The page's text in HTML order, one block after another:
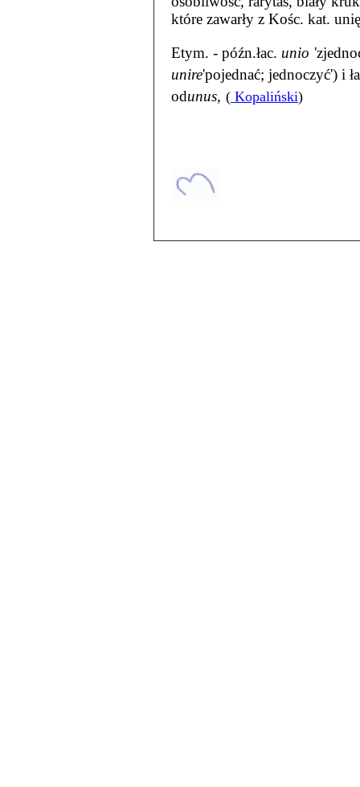
które zawarły z Kośc. kat.
Etym. - późn.łac. unio
unire'pojednać; jednoczyć') i
odunus, (Kopaliński)